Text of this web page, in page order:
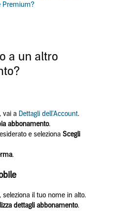
Premium?
a un altro
vai a Dettagli dell'Account.
abbonamento.
e seleziona Scegli
.
il tuo nome in alto.
dettagli abbonamento.